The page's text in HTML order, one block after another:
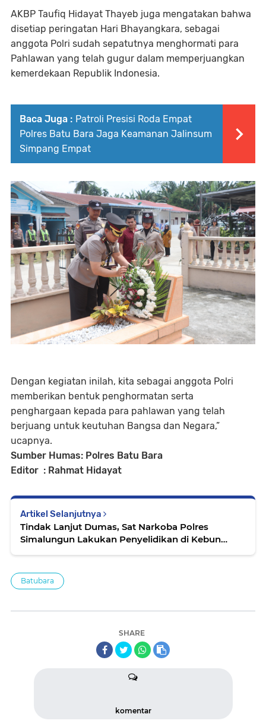
AKBP Taufiq Hidayat Thayeb juga mengatakan bahwa
disetiap peringatan Hari Bhayangkara, sebagai
anggota Polri sudah sepatutnya menghormati para
Pahlawan yang telah gugur dalam memperjuangkan
kemerdekaan Republik Indonesia.
Baca Juga : Patroli Presisi Roda Empat
Polres Batu Bara Jaga Keamanan Jalinsum
Simpang Empat
Dengan kegiatan inilah, kita sebagai anggota Polri
memberikan bentuk penghormatan serta
penghargaan kepada para pahlawan yang telah
berjuang untuk keutuhan Bangsa dan Negara,”
ucapnya.
Sumber Humas: Polres Batu Bara
Editor : Rahmat Hidayat
Artikel Selanjutnya
Tindak Lanjut Dumas, Sat Narkoba Polres
Simalungun Lakukan Penyelidikan di Kebun
Batubara
SHARE
komentar